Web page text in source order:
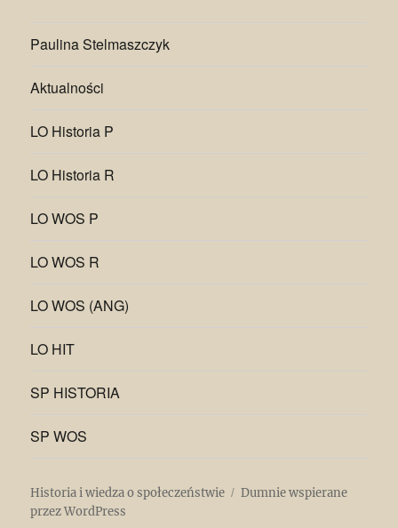
Paulina Stelmaszczyk
Aktualności
LO Historia P
LO Historia R
LO WOS P
LO WOS R
LO WOS (ANG)
LO HIT
SP HISTORIA
SP WOS
Historia i wiedza o społeczeństwie
Dumnie wspierane
przez WordPress